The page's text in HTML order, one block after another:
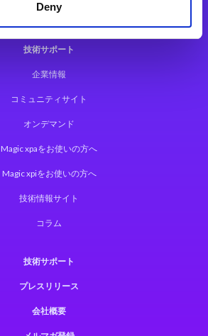
Deny
Magic xpi Cloud Gateway
技術サポート
企業情報
コミュニティサイト
オンデマンド
Magic xpaをお使いの方へ
Magic xpiをお使いの方へ
技術情報サイト
コラム
技術サポート
プレスリリース
会社概要